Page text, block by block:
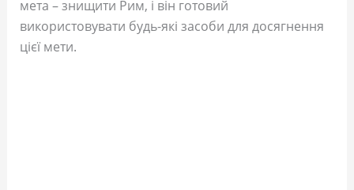
мета – знищити Рим, і він готовий
використовувати будь-які засоби для досягнення
цієї мети.